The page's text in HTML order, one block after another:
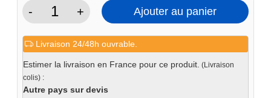
-
quantité
Extracteur
2
3
+ Ajouter au panier
Livraison 24/48h ouvrable.
Estimer la livraison en France pour ce produit. (Livraison
colis) :
Autre pays sur devis